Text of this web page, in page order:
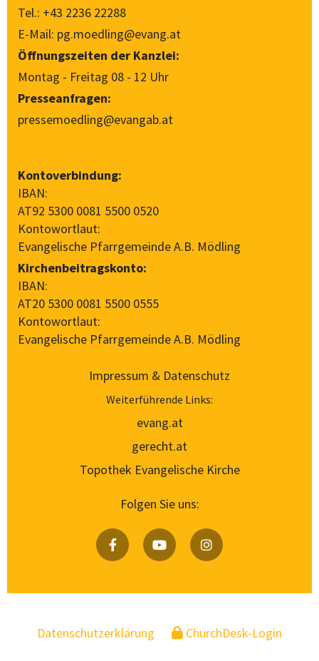
Tel.: +43 2236 22288
E-Mail: pg.moedling@evang.at
Öffnungszeiten der Kanzlei:
Montag - Freitag 08 - 12 Uhr
Presseanfragen:
pressemoedling@evangab.at
Kontoverbindung:
IBAN:
AT92 5300 0081 5500 0520
Kontowortlaut:
Evangelische Pfarrgemeinde A.B. Mödling
Kirchenbeitragskonto:
IBAN:
AT20 5300 0081 5500 0555
Kontowortlaut:
Evangelische Pfarrgemeinde A.B. Mödling
Impressum & Datenschutz
Weiterführende Links:
evang.at
gerecht.at
Topothek Evangelische Kirche
Folgen Sie uns:
Datenschutzerklärung ChurchDesk-Login